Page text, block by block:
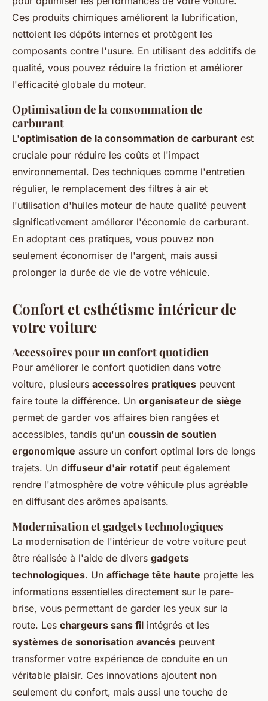
Ces produits chimiques améliorent la lubrification,
nettoient les dépôts internes et protègent les
composants contre l'usure. En utilisant des additifs de
qualité, vous pouvez réduire la friction et améliorer
l'efficacité globale du moteur.
Optimisation de la consommation de
carburant
L'optimisation de la consommation de carburant est
cruciale pour réduire les coûts et l'impact
environnemental. Des techniques comme l'entretien
régulier, le remplacement des filtres à air et
l'utilisation d'huiles moteur de haute qualité peuvent
significativement améliorer l'économie de carburant.
En adoptant ces pratiques, vous pouvez non
seulement économiser de l'argent, mais aussi
prolonger la durée de vie de votre véhicule.
Confort et esthétisme intérieur de
votre voiture
Accessoires pour un confort quotidien
Pour améliorer le confort quotidien dans votre
voiture, plusieurs accessoires pratiques peuvent
faire toute la différence. Un organisateur de siège
permet de garder vos affaires bien rangées et
accessibles, tandis qu'un coussin de soutien
ergonomique assure un confort optimal lors de longs
trajets. Un diffuseur d'air rotatif peut également
rendre l'atmosphère de votre véhicule plus agréable
en diffusant des arômes apaisants.
Modernisation et gadgets technologiques
La modernisation de l'intérieur de votre voiture peut
être réalisée à l'aide de divers gadgets
technologiques. Un affichage tête haute projette les
informations essentielles directement sur le pare-
brise, vous permettant de garder les yeux sur la
route. Les chargeurs sans fil intégrés et les
systèmes de sonorisation avancés peuvent
transformer votre expérience de conduite en un
véritable plaisir. Ces innovations ajoutent non
seulement du confort, mais aussi une touche de